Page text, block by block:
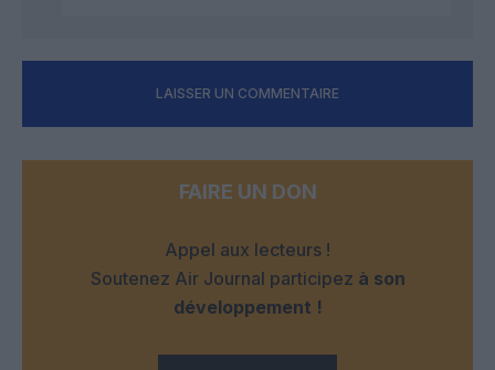
LAISSER UN COMMENTAIRE
FAIRE UN DON
Appel aux lecteurs !
Soutenez Air Journal participez à son
développement !